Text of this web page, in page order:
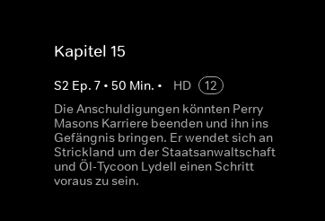
Kapitel 15
S2 Ep. 7• 50 Min. • HD
12
Die Anschuldigungen könnten Perry
Masons Karriere beenden und ihn ins
Gefängnis bringen. Er wendet sich an
Strickland um der Staatsanwaltschaft
und Öl-Tycoon Lydell einen Schritt
voraus zu sein.